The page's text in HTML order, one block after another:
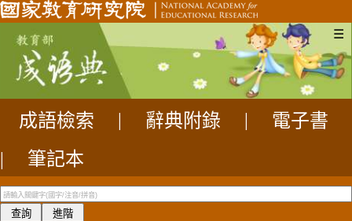
☰
成語檢索 辭典附錄
電子書
|
筆記本